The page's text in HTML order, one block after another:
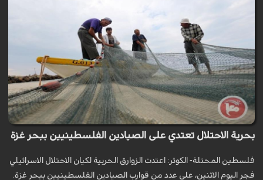
بحرية الاحتلال تعتدي على الصيادين الفلسطينيين ببحر غزة
فلسطين المحتلة- الكوثر: اعتدت الزوارق الحربية لكيان الاحتلال الاسرائيلي
فجر اليوم الاثنين، على عدد من قوارب الصيادين الفلسطينيين ببحر غزة.